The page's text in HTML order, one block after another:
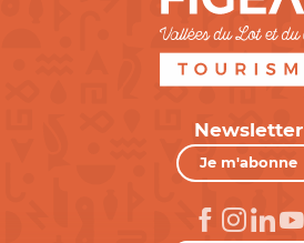
Newsletter
Je m'abonne